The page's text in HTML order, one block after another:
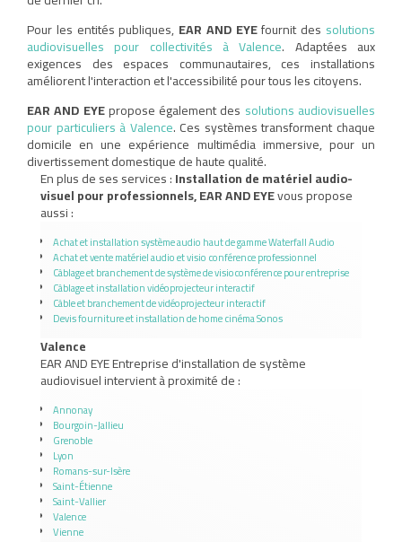
Pour les entités publiques, EAR AND EYEfournit des solutions
audiovisuelles pour collectivités à Valence. Adaptées aux
exigences des espaces communautaires, ces installations
améliorent l'interaction et l'accessibilité pour tous les citoyens.
EAR AND EYEpropose également des solutions audiovisuelles
pour particuliers à Valence. Ces systèmes transforment chaque
domicile en une expérience multimédia immersive, pour un
divertissement domestique de haute qualité.
En plus de ses services :Installation de matériel audio-
visuel pour professionnels, EAR AND EYEvous propose
aussi :
Achat et installation système audio haut de gamme Waterfall Audio
Achat et vente matériel audio et visio conférence professionnel
Câblage et branchement de système de visioconférence pour entreprise
Câblage et installation vidéoprojecteur interactif
Câble et branchement de vidéoprojecteur interactif
Devis fourniture et installation de home cinéma Sonos
Valence
EAR AND EYE Entreprise d'installation de système
audiovisuel intervient à proximité de :
Annonay
Bourgoin-Jallieu
Grenoble
Lyon
Romans-sur-Isère
Saint-Étienne
Saint-Vallier
Valence
Vienne